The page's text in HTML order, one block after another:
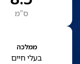
ס”מ
ממלכה
בעלי חיים